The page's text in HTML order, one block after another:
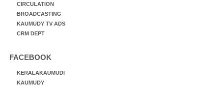
CIRCULATION
BROADCASTING
KAUMUDY TV ADS
CRM DEPT
FACEBOOK
KERALAKAUMUDI
KAUMUDY